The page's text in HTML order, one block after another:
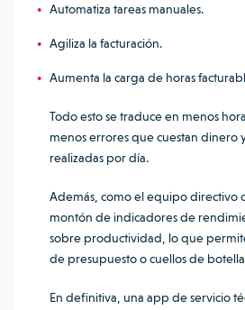
Automatiza tareas manuales.
Agiliza la facturación.
Aumenta la carga de horas
Todo esto se traduce en menos
menos errores que cuestan dinero
realizadas por día.
Además, como el equipo directivo
montón de indicadores de
sobre productividad, lo que
de presupuesto o cuellos de
En definitiva, una app de servicio